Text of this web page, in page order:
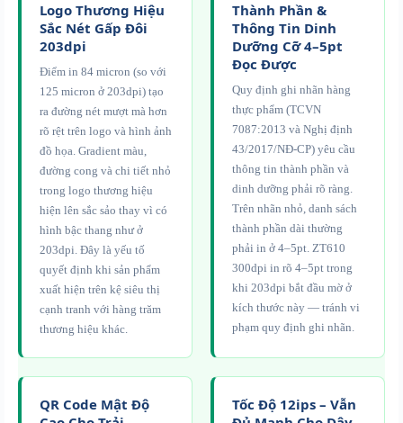
Logo Thương Hiệu
Sắc Nét Gấp Đôi
203dpi
Điểm in 84 micron (so với
125 micron ở 203dpi) tạo
ra đường nét mượt mà hơn
rõ rệt trên logo và hình ảnh
đồ họa. Gradient màu,
đường cong và chi tiết nhỏ
trong logo thương hiệu
hiện lên sắc sảo thay vì có
hình bậc thang như ở
203dpi. Đây là yếu tố
quyết định khi sản phẩm
xuất hiện trên kệ siêu thị
cạnh tranh với hàng trăm
thương hiệu khác.
Thành Phần &
Thông Tin Dinh
Dưỡng Cỡ 4–5pt
Đọc Được
Quy định ghi nhãn hàng
thực phẩm (TCVN
7087:2013 và Nghị định
43/2017/NĐ-CP) yêu cầu
thông tin thành phần và
dinh dưỡng phải rõ ràng.
Trên nhãn nhỏ, danh sách
thành phần dài thường
phải in ở 4–5pt. ZT610
300dpi in rõ 4–5pt trong
khi 203dpi bắt đầu mờ ở
kích thước này — tránh vi
phạm quy định ghi nhãn.
QR Code Mật Độ
Tốc Độ 12ips – Vẫn